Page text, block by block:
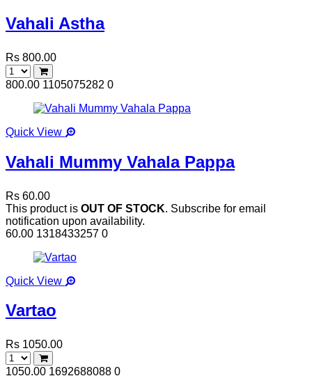
Vahali Astha
Rs 800.00
800.00 1105075282 0
Quick View
Vahali Mummy Vahala Pappa
Rs 60.00
This product is OUT OF STOCK. Subscribe for email
notification upon availability.
60.00 1318433257 0
Quick View
Vartao
Rs 1050.00
1050.00 1692688088 0